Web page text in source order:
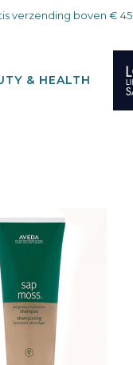
verzending boven € 45
& HEALTH